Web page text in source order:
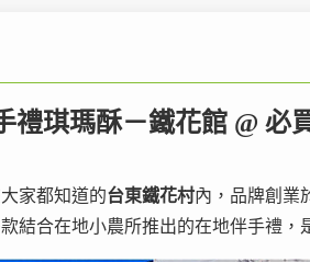
禮琪瑪酥－鐵花館 @ 必
家都知道的台東鐵花村內，品牌創業
結合在地小農所推出的在地伴手禮，